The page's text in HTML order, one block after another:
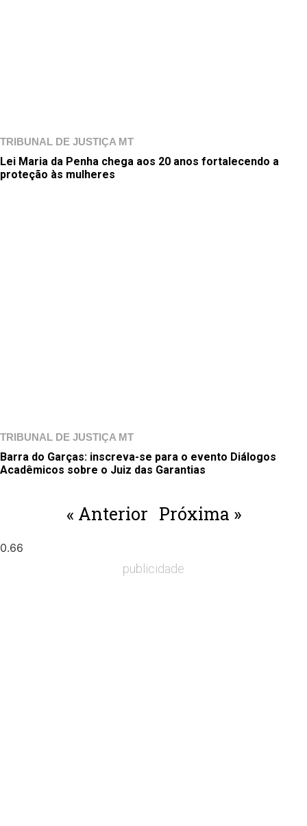
TRIBUNAL DE JUSTIÇA MT
Lei Maria da Penha chega aos 20 anos fortalecendo a
proteção às mulheres
TRIBUNAL DE JUSTIÇA MT
Barra do Garças: inscreva-se para o evento Diálogos
Acadêmicos sobre o Juiz das Garantias
« Anterior Próxima »
publicidade